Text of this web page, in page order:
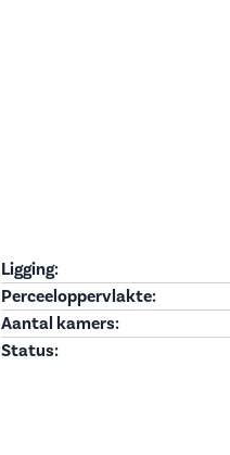
Ligging:
Perceeloppervlakte:
Aantal kamers:
Status: